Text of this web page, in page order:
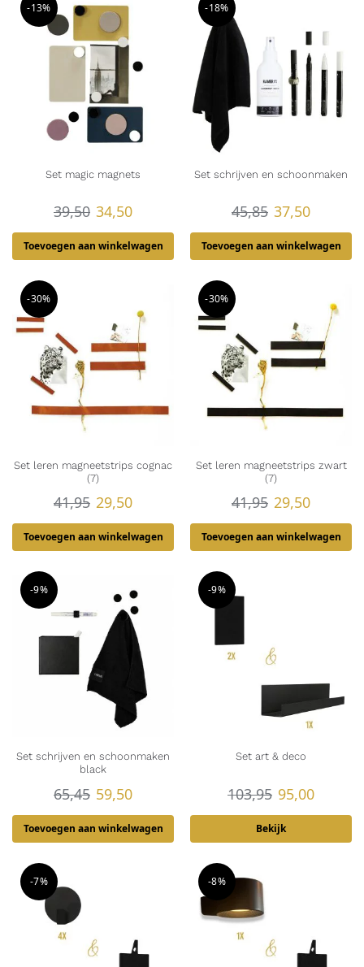
-13%
Set magic magnets
39,50 34,50
Toevoegen aan winkelwagen
-18%
Set schrijven en schoonmaken
45,85 37,50
Toevoegen aan winkelwagen
-30%
Set leren magneetstrips cognac
(7)
41,95 29,50
Toevoegen aan winkelwagen
-30%
Set leren magneetstrips zwart
(7)
41,95 29,50
Toevoegen aan winkelwagen
-9%
Set schrijven en schoonmaken
black
65,45 59,50
Toevoegen aan winkelwagen
-9%
Set art & deco
103,95 95,00
Bekijk
-7% -8%